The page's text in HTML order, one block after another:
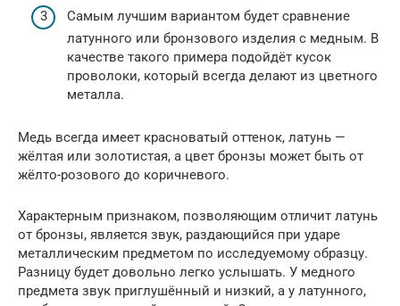
Самым лучшим вариантом будет сравнение
латунного или бронзового изделия с медным. В
качестве такого примера подойдёт кусок
проволоки, который всегда делают из цветного
металла.
Медь всегда имеет красноватый оттенок, латунь —
жёлтая или золотистая, а цвет бронзы может быть от
жёлто-розового до коричневого.
Характерным признаком, позволяющим отличит латунь
от бронзы, является звук, раздающийся при ударе
металлическим предметом по исследуемому образцу.
Разницу будет довольно легко услышать. У медного
предмета звук приглушённый и низкий, а у латунного,